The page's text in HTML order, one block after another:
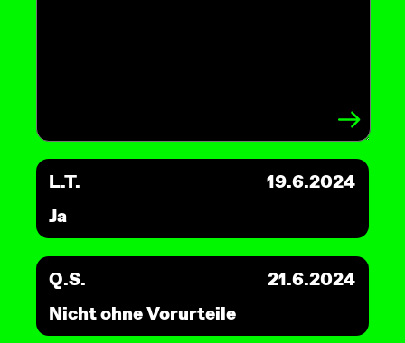
L.T.
19.6.2024
Ja
Q.S.
21.6.2024
Nicht ohne Vorurteile